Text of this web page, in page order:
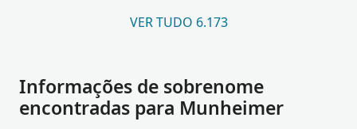
VER TUDO 6.173
Informações de sobrenome
encontradas para Munheimer